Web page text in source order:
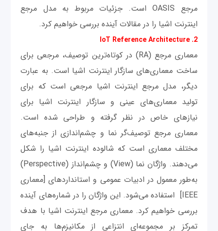
مرجع OASIS است. جزئیات مربوط به مدل مرجع
اینترنت اشیا را در مقالات آینده بررسی خواهیم کرد.
2. IoT Reference Architecture
معماری مرجع (RA) در کوتاه‌ترین توصیف، مرجعی برای
ساخت معماری‌های سازگار اینترنت اشیا است. به عبارت
دیگر، مدل مرجع اینترنت اشیا مرجعی است که برای
تولید معماری‌های عینی و سازگار اینترنت اشیا برای
نیازهای خاص در نظر گرفته و طراحی شده است.
معماری مرجع توصیف‌گر نما و چشم‌اندازی از جنبه‌های
مختلف معماری است که شالوده اینترنت اشیا را شکل
می‌دهند. واژگان نما (View) و چشم‌انداز (Perspective)
به‌طور معمول در ادبیات عمومی و استانداردهای [معماری
IEEE] استفاده می‌شود. این واژگان را در شماره‌های آینده
بررسی خواهیم کرد. معماری مرجع اینترنت اشیا با هدف
تمرکز بر مجموعه‌ای انتزاعی از مکانیزم‌ها به جای